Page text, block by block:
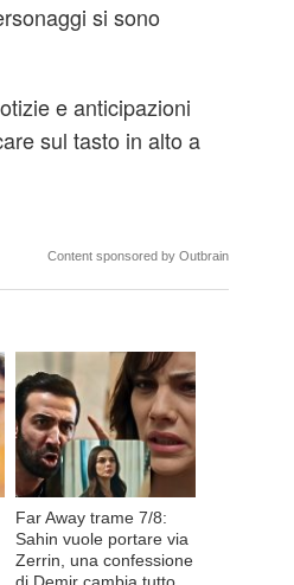
si sono
e anticipazioni
sul tasto in alto a
Content sponsored by Outbrain
Far Away trame 7/8:
Sahin vuole portare via
Zerrin, una confessione
di Demir cambia tutto